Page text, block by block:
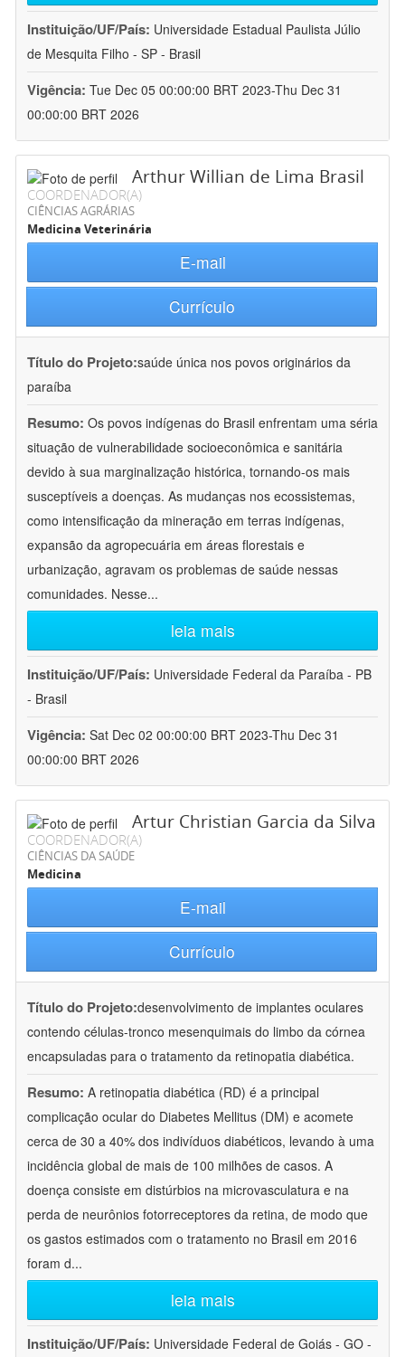
Instituição/UF/País: Universidade Estadual Paulista Júlio
de Mesquita Filho - SP - Brasil
Vigência: Tue Dec 05 00:00:00 BRT 2023-Thu Dec 31
00:00:00 BRT 2026
Arthur Willian de Lima Brasil
COORDENADOR(A)
CIÊNCIAS AGRÁRIAS
Medicina Veterinária
E-mail
Currículo
Título do Projeto:saúde única nos povos originários da
paraíba
Resumo: Os povos indígenas do Brasil enfrentam uma séria
situação de vulnerabilidade socioeconômica e sanitária
devido à sua marginalização histórica, tornando-os mais
susceptíveis a doenças. As mudanças nos ecossistemas,
como intensificação da mineração em terras indígenas,
expansão da agropecuária em áreas florestais e
urbanização, agravam os problemas de saúde nessas
comunidades. Nesse...
leia mais
Instituição/UF/País: Universidade Federal da Paraíba - PB
- Brasil
Vigência: Sat Dec 02 00:00:00 BRT 2023-Thu Dec 31
00:00:00 BRT 2026
Artur Christian Garcia da Silva
COORDENADOR(A)
CIÊNCIAS DA SAÚDE
Medicina
E-mail
Currículo
Título do Projeto:desenvolvimento de implantes oculares
contendo células-tronco mesenquimais do limbo da córnea
encapsuladas para o tratamento da retinopatia diabética.
Resumo: A retinopatia diabética (RD) é a principal
complicação ocular do Diabetes Mellitus (DM) e acomete
cerca de 30 a 40% dos indivíduos diabéticos, levando à uma
incidência global de mais de 100 milhões de casos. A
doença consiste em distúrbios na microvasculatura e na
perda de neurônios fotorreceptores da retina, de modo que
os gastos estimados com o tratamento no Brasil em 2016
foram d...
leia mais
Instituição/UF/País: Universidade Federal de Goiás - GO -